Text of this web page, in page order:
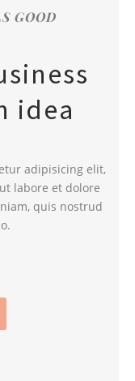
GOOD
idea
adipisicing elit,
labore et dolore
quis nostrud